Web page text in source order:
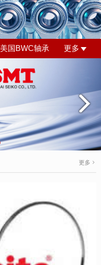
美国BWC轴承 更多
更多